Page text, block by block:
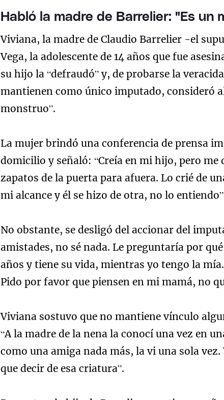
Habló la madre de Barrelier: "Es un
Viviana, la madre de Claudio Barrelier -el
Vega, la adolescente de 14 años que fue
su hijo la “defraudó” y, de probarse la
mantienen como único imputado, consideró
monstruo”.
La mujer brindó una conferencia de prensa
domicilio y señaló: “Creía en mi hijo, pero me
zapatos de la puerta para afuera. Lo crié de
mi alcance y él se hizo de otra, no lo
No obstante, se desligó del accionar del
amistades, no sé nada. Le preguntaría por
años y tiene su vida, mientras yo tengo la
Pido por favor que piensen en mi mamá, no
Viviana sostuvo que no mantiene vínculo
“A la madre de la nena la conocí una vez en
como una amiga nada más, la vi una sola
que decir de esa criatura”.